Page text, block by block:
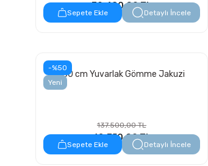
70.400,00 TL
Sepete Ekle Detaylı İncele
-%50
Yeni
180 cm Yuvarlak Gömme Jakuzi
137.500,00 TL
68.750,00 TL
Sepete Ekle Detaylı İncele